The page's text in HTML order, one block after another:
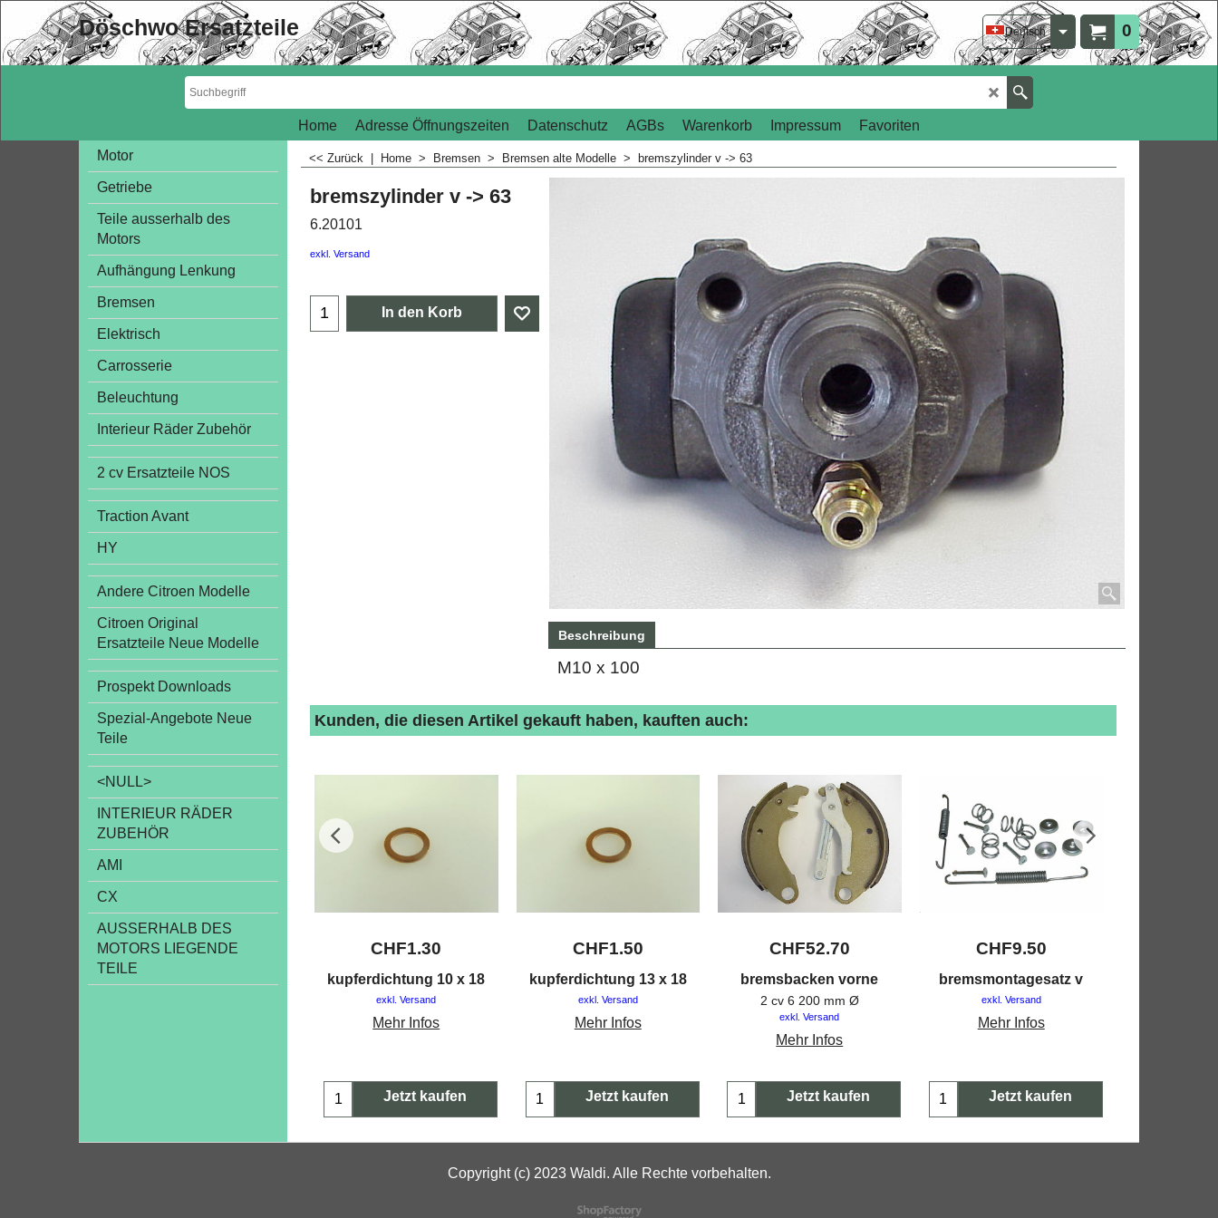
0
Deutsch
Döschwo Ersatzteile
Home Adresse Öffnungszeiten Datenschutz AGBs Warenkorb Impressum
Favoriten
Motor
Getriebe
Teile ausserhalb des
Motors
Aufhängung Lenkung
Bremsen
Elektrisch
Carrosserie
Beleuchtung
Interieur Räder Zubehör
2 cv Ersatzteile NOS
Traction Avant
HY
Andere Citroen Modelle
Citroen Original
Ersatzteile Neue Modelle
Prospekt Downloads
Spezial-Angebote Neue
Teile
<NULL>
INTERIEUR RÄDER
ZUBEHÖR
AMI
CX
AUSSERHALB DES
MOTORS LIEGENDE
TEILE
<< Zurück Home > Bremsen > Bremsen alte Modelle > bremszylinder v -> 63
bremszylinder v -> 63
6.20101
exkl. Versand
In den Korb
Beschreibung
M10 x 100
Kunden, die diesen Artikel gekauft haben, kauften auch:
CHF1.30
kupferdichtung 10 x 18
exkl. Versand
Mehr Infos
Jetzt kaufen
CHF1.50
kupferdichtung 13 x 18
exkl. Versand
Mehr Infos
Jetzt kaufen
CHF52.70
bremsbacken vorne
2 cv 6 200 mm Ø
exkl. Versand
Mehr Infos
Jetzt kaufen
CHF9.50
bremsmontagesatz v
exkl. Versand
Mehr Infos
Jetzt kaufen
Copyright (c) 2023 Waldi. Alle Rechte vorbehalten.
WebShop erstellt mit